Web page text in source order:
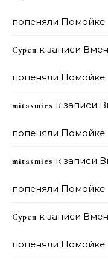
попеняли Помойке
Сурен к записи
попеняли Помойке
mitasmies к записи
попеняли Помойке
mitasmies к записи
попеняли Помойке
Сурен к записи
попеняли Помойке